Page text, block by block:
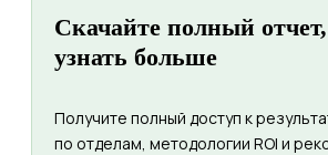
Скачайте полный
узнать больше
Получите полный доступ к
по отделам, методологии ROI и